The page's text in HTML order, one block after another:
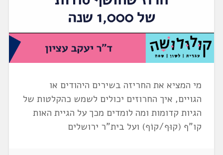
מי המציא את החריזה בשירים היהודים או
הגויים, איך החרוזים יכולים לשמש כהקלטות של
הגיות קדומות ומה לומדים מכך על הגיית האות
קו"ף (קוּף/קוֹף) ועל בית"ר ירושלים